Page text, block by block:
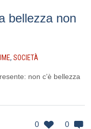
bellezza non
, SOCIETÀ
non c’è bellezza
0 0